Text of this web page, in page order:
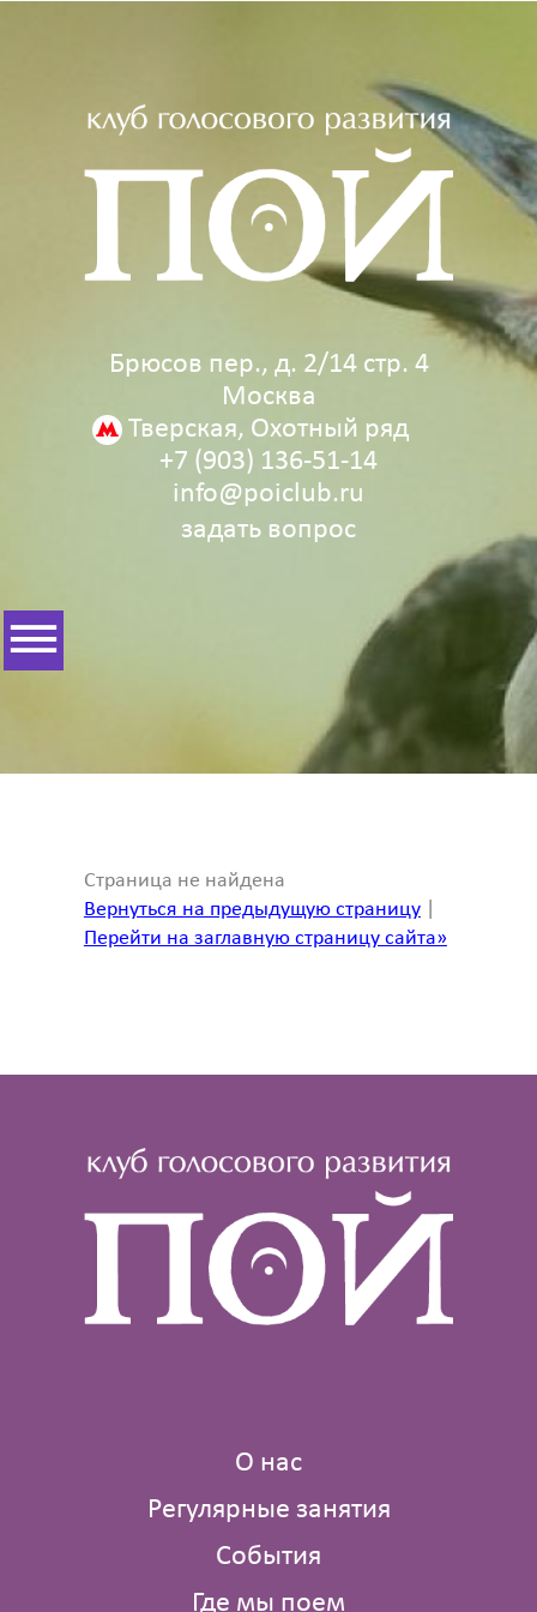
Брюсов пер., д. 2/14 стр. 4
Москва
Тверская, Охотный ряд
+7 (903) 136‑51‑14
info@poiclub.ru
задать вопрос
Страница не найдена
Вернуться на предыдущую страницу|
Перейти на заглавную страницу сайта»
О нас
Регулярные занятия
События
Где мы поем